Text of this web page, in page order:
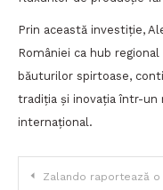
Prin această investiție,
României ca hub
băuturilor spirtoase,
tradiția și inovația într-
internațional.
Navigare
Zalando raportează o creștere de 21,6% a GMV și o bază de clienți de 61,4 milioane; extinde parteneriatele strategice și devine partener principal al Federației